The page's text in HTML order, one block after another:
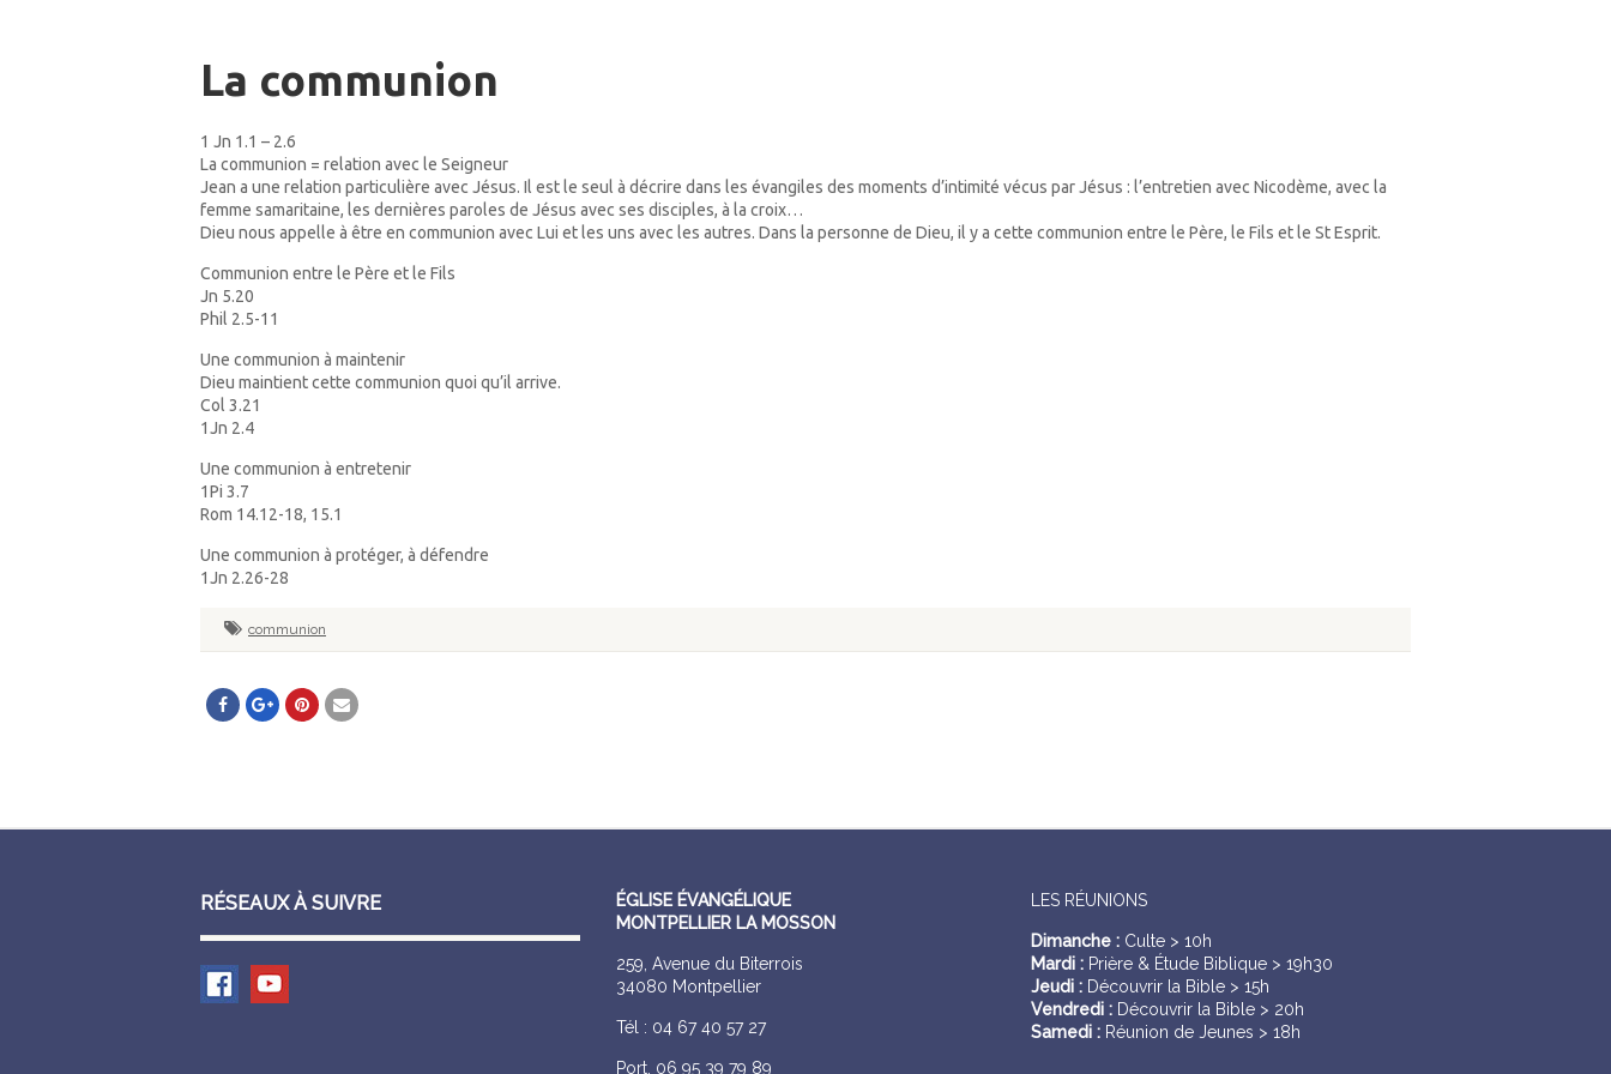
La communion
1 Jn 1.1 – 2.6
La communion = relation avec le Seigneur
Jean a une relation particulière avec Jésus. Il est le seul à décrire dans les évangiles des moments d’intimité vécus par Jésus : l’entretien avec Nicodème, avec la
femme samaritaine, les dernières paroles de Jésus avec ses disciples, à la croix…
Dieu nous appelle à être en communion avec Lui et les uns avec les autres. Dans la personne de Dieu, il y a cette communion entre le Père, le Fils et le St Esprit.
Communion entre le Père et le Fils
Jn 5.20
Phil 2.5-11
Une communion à maintenir
Dieu maintient cette communion quoi qu’il arrive.
Col 3.21
1Jn 2.4
Une communion à entretenir
1Pi 3.7
Rom 14.12-18, 15.1
Une communion à protéger, à défendre
1Jn 2.26-28
communion
RÉSEAUX À SUIVRE
ÉGLISE ÉVANGÉLIQUE
MONTPELLIER LA MOSSON
259, Avenue du Biterrois
34080 Montpellier
Tél : 04 67 40 57 27
Port. 06 95 39 79 89
LES RÉUNIONS
Dimanche : Culte > 10h
Mardi : Prière & Étude Biblique > 19h30
Jeudi : Découvrir la Bible > 15h
Vendredi : Découvrir la Bible > 20h
Samedi : Réunion de Jeunes > 18h